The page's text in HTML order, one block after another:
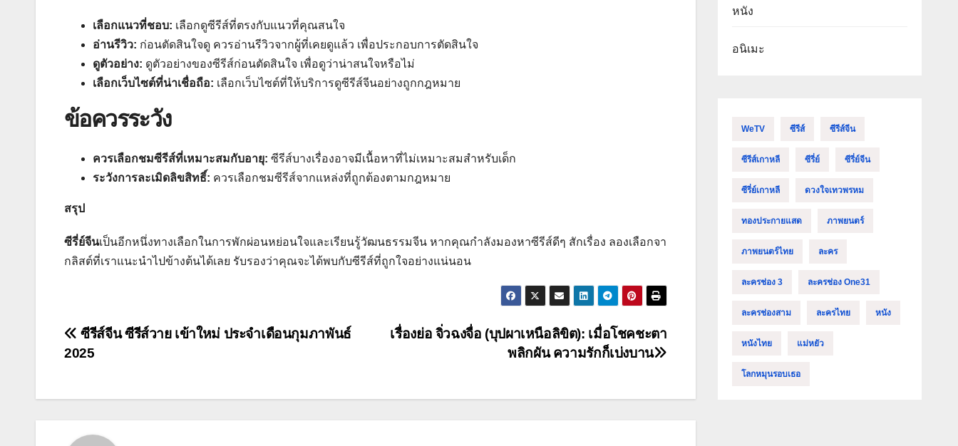
เลือกแนวที่ชอบ: เลือกดูซีรีส์ที่ตรงกับแนวที่คุณสนใจ
อ่านรีวิว: ก่อนตัดสินใจดู ควรอ่านรีวิวจากผู้ที่เคยดูแล้ว เพื่อประกอบการตัดสินใจ
ดูตัวอย่าง: ดูตัวอย่างของซีรีส์ก่อนตัดสินใจ เพื่อดูว่าน่าสนใจหรือไม่
เลือกเว็บไซต์ที่น่าเชื่อถือ: เลือกเว็บไซต์ที่ให้บริการดูซีรีส์จีนอย่างถูกกฎหมาย
ข้อควรระวัง
ควรเลือกชมซีรีส์ที่เหมาะสมกับอายุ: ซีรีส์บางเรื่องอาจมีเนื้อหาที่ไม่เหมาะสมสำหรับเด็ก
ระวังการละเมิดลิขสิทธิ์: ควรเลือกชมซีรีส์จากแหล่งที่ถูกต้องตามกฎหมาย
สรุป
ซีรี่ย์จีนเป็นอีกหนึ่งทางเลือกในการพักผ่อนหย่อนใจและเรียนรู้วัฒนธรรมจีน หากคุณกำลังมองหาซีรีส์ดีๆ สักเรื่อง ลองเลือกจา
กลิสต์ที่เราแนะนำไปข้างต้นได้เลย รับรองว่าคุณจะได้พบกับซีรีส์ที่ถูกใจอย่างแน่นอน
แนะแนว
เรื่องย่อ จิ่วฉงจื่อ (บุปผาเหนือลิขิต): เมื่อโชคชะตา
พลิกผัน ความรักก็เบ่งบาน
ซีรีส์จีน ซีรีส์วาย เข้าใหม่ ประจำเดือนกุมภาพันธ์
2025
หนัง
อนิเมะ
WeTV ซีรีส์ ซีรีส์จีน
ซีรีส์เกาหลี ซีรี่ย์ ซีรี่ย์จีน
ซีรี่ย์เกาหลี ดวงใจเทวพรหม
ทองประกายแสด ภาพยนตร์
ภาพยนตร์ไทย ละคร
ละครช่อง 3 ละครช่อง One31
ละครช่องสาม ละครไทย หนัง
หนังไทย แม่หยัว
โลกหมุนรอบเธอ